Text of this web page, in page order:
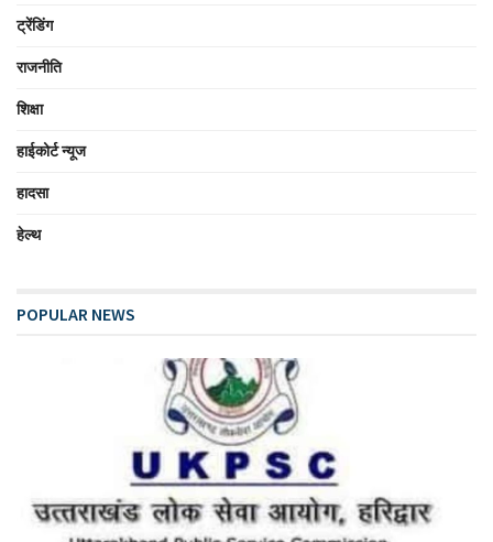
ट्रेंडिंग
राजनीति
शिक्षा
हाईकोर्ट न्यूज
हादसा
हेल्थ
POPULAR NEWS